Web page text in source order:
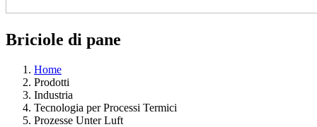
Briciole di pane
Home
Prodotti
Industria
Tecnologia per Processi Termici
Prozesse Unter Luft